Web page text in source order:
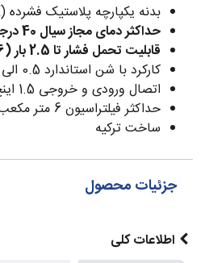
بدنه یکپارچه پلاستیک فشرده (HDPE)
حداکثر دمای مجاز سیال 40 درجه سانتیگراد
قابلیت تحمل فشار تا 2.5 بار (36 Psi)
کارکرد با شن استاندارد 0.5 الی 0.8 میلیمتر
اتصال ورودی و خروجی 1.5 اینچ (50 میلی‌متر)
حداکثر فیلتراسیون 6 متر مکعب در ساعت
ساخت ترکیه
جزئیات محصول
اطلاعات کلی